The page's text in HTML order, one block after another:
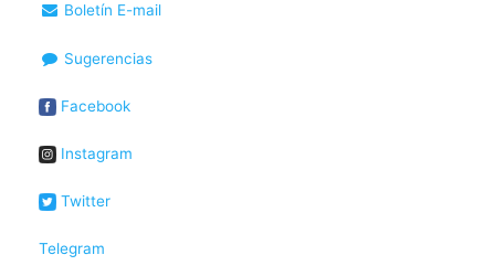
Boletín E-mail
Sugerencias
Facebook
Instagram
Twitter
Telegram